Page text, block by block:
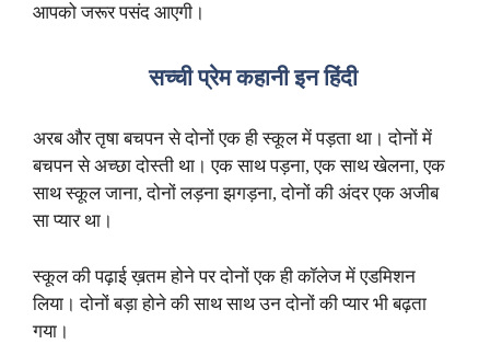
आपको जरूर पसंद आएगी।
सच्ची प्रेम कहानी इन हिंदी
अरब और तृषा बचपन से दोनों एक ही स्कूल में पड़ता था। दोनों में
बचपन से अच्छा दोस्ती था। एक साथ पड़ना, एक साथ खेलना, एक
साथ स्कूल जाना, दोनों लड़ना झगड़ना, दोनों की अंदर एक अजीब
सा प्यार था।
स्कूल की पढ़ाई ख़तम होने पर दोनों एक ही कॉलेज में एडमिशन
लिया। दोनों बड़ा होने की साथ साथ उन दोनों की प्यार भी बढ़ता
गया।